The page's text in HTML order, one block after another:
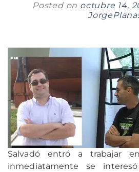
Posted on octubre 14,
Salvadó entró a trabajar
inmediatamente se